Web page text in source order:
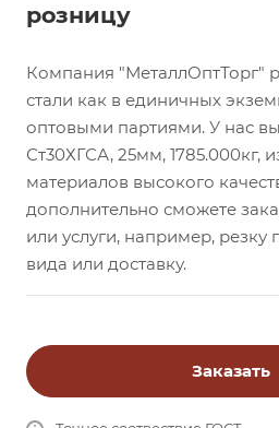
розницу
Компания "МеталлОптТорг"
стали как в единичных
оптовыми партиями. У нас
Ст30ХГСА, 25мм, 1785.000кг,
материалов высокого
дополнительно сможете
или услуги, например, резку
вида или доставку.
Заказать